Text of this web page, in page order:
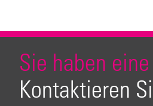
Sie haben eine
Kontaktieren